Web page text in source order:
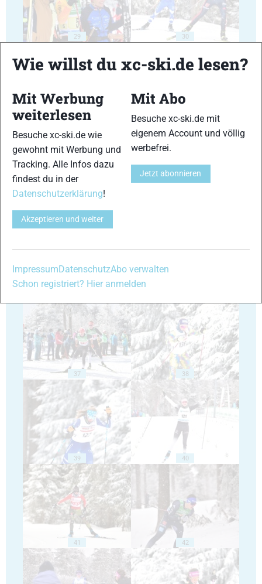
29 30
31 32
35
37 38
39 40
41 42
Wie willst du xc-ski.de lesen?
Mit Werbung
weiterlesen
Besuche xc-ski.de wie
gewohnt mit Werbung und
Tracking. Alle Infos dazu
findest du in der
Datenschutzerklärung!
Akzeptieren und weiter
Mit Abo
Besuche xc-ski.de mit
eigenem Account und völlig
werbefrei.
Jetzt abonnieren
ImpressumDatenschutzAbo verwalten
Schon registriert? Hier anmelden